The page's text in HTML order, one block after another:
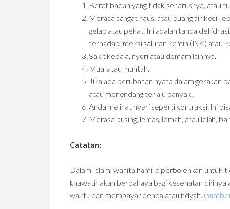
Berat badan yang tidak seharusnya, atau
Merasa sangat haus, atau buang air kecil
gelap atau pekat. Ini adalah tanda
terhadap infeksi saluran kemih (ISK) atau
Sakit kepala, nyeri atau demam lainnya.
Mual atau muntah.
Jika ada perubahan nyata dalam gerakan
atau menendang terlalu banyak.
Anda melihat nyeri seperti kontraksi. Ini
Merasa pusing, lemas, lemah, atau lelah,
Catatan:
Dalam Islam, wanita hamil diperbolehkan untuk
khawatir akan berbahaya bagi kesehatan dirinya
waktu dan membayar denda atau fidyah.